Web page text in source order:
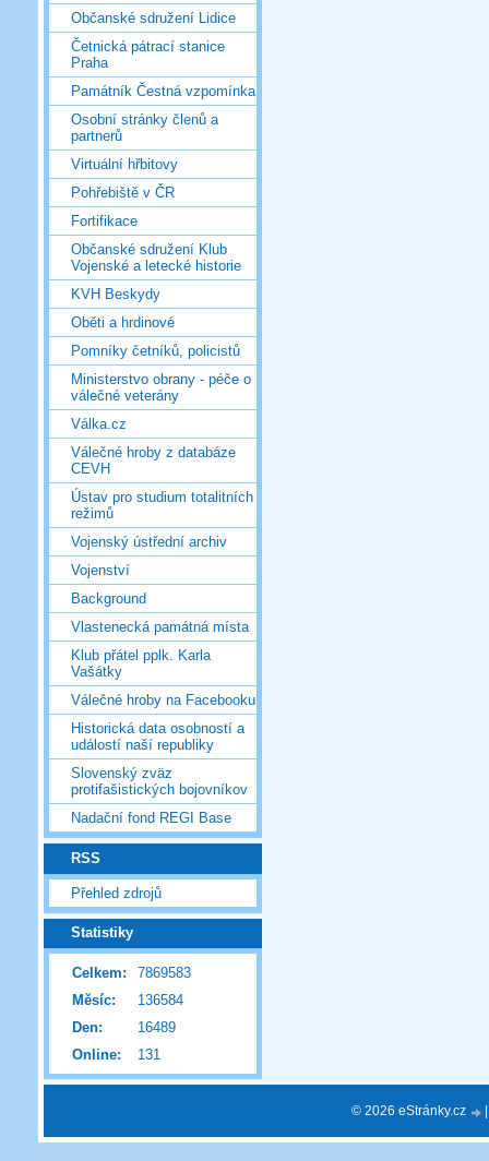
Občanské sdružení Lidice
Četnická pátrací stanice
Praha
Památník Čestná vzpomínka
Osobní stránky členů a
partnerů
Virtuální hřbitovy
Pohřebiště v ČR
Fortifikace
Občanské sdružení Klub
Vojenské a letecké historie
KVH Beskydy
Oběti a hrdinové
Pomníky četníků, policistů
Ministerstvo obrany - péče o
válečné veterány
Válka.cz
Válečné hroby z databáze
CEVH
Ústav pro studium totalitních
režimů
Vojenský ústřední archiv
Vojenství
Background
Vlastenecká památná místa
Klub přátel pplk. Karla
Vašátky
Válečné hroby na Facebooku
Historická data osobností a
událostí naší republiky
Slovenský zväz
protifašistických bojovníkov
Nadační fond REGI Base
RSS
Přehled zdrojů
Statistiky
Online: 131
Celkem:
7869583
Měsíc:
136584
Den:
16489
© 2026 eStránky.cz